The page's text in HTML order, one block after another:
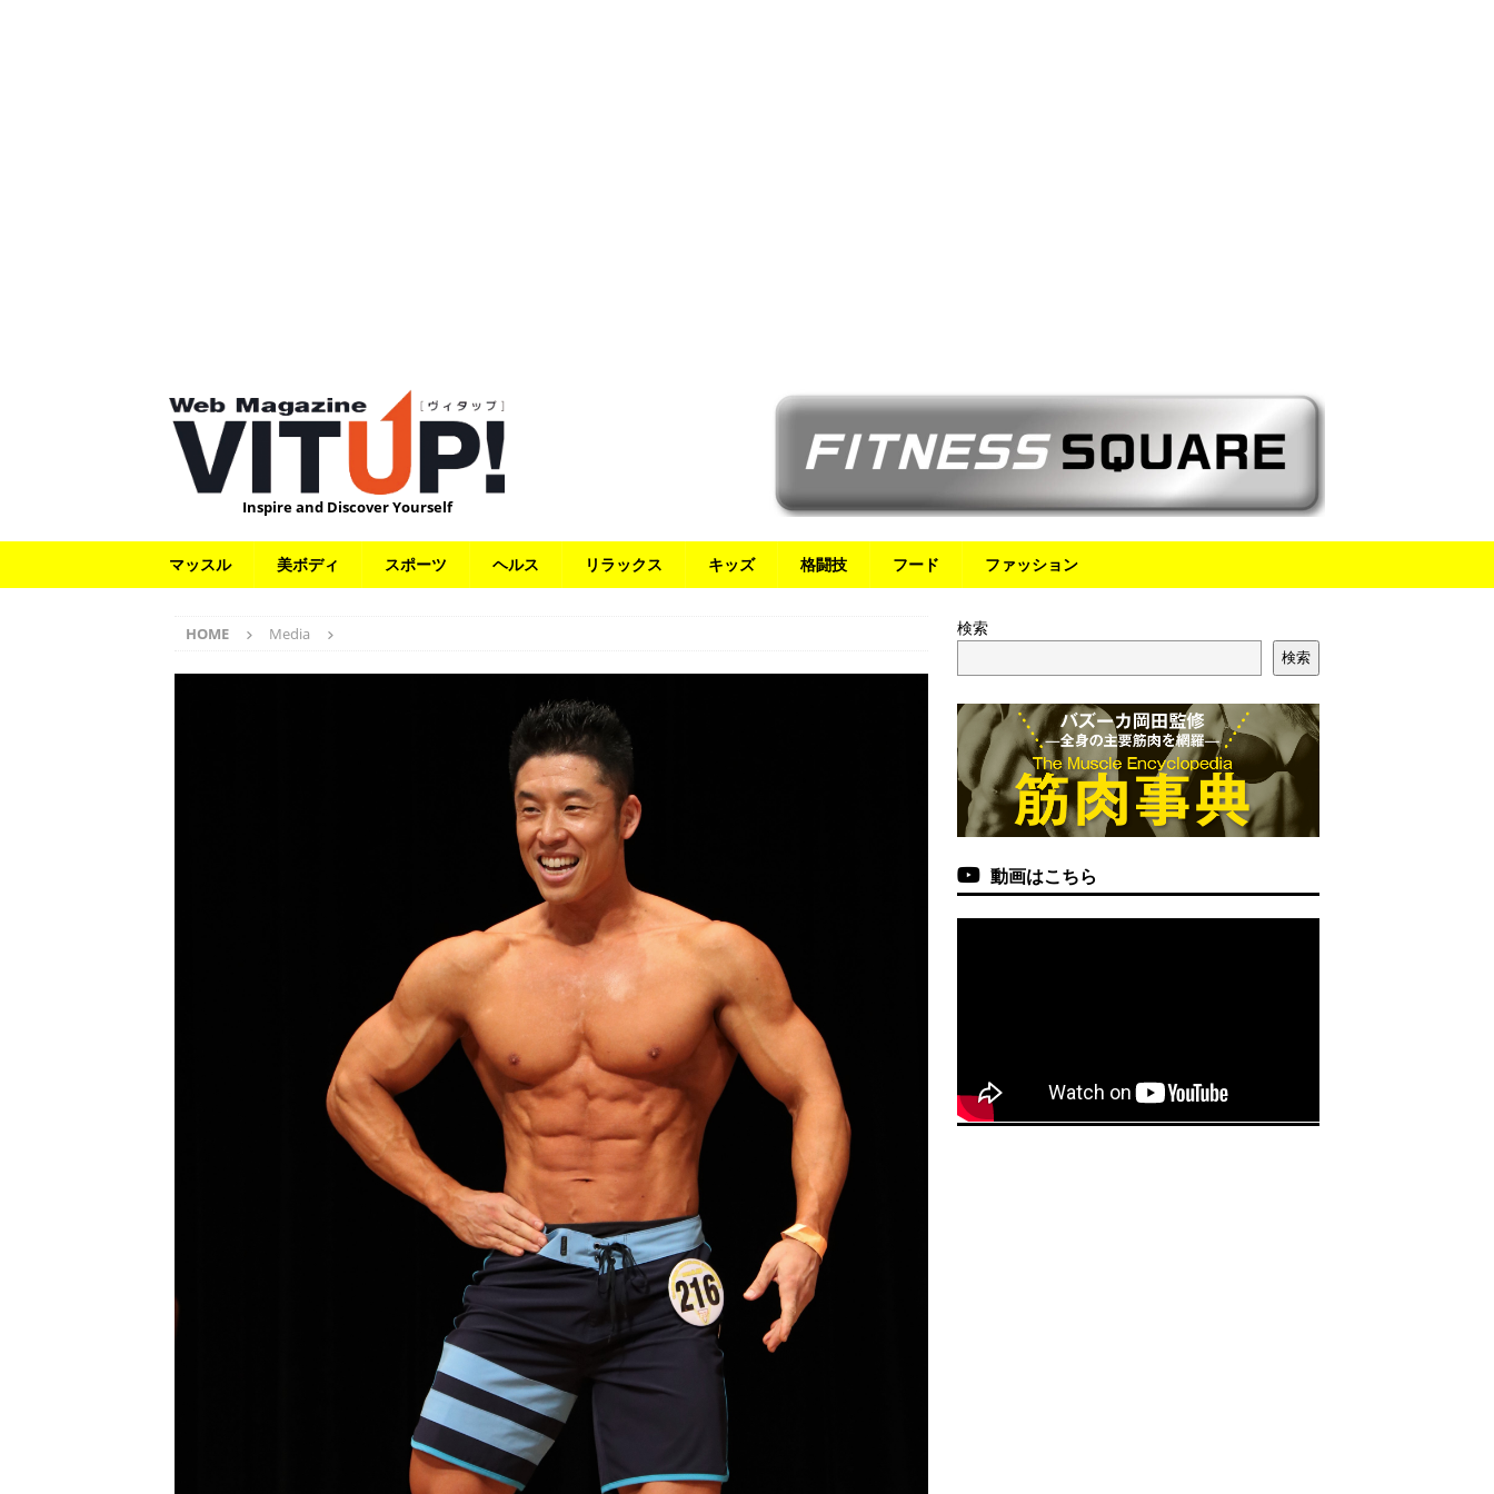
Inspire and Discover Yourself
マッスル 美ボディ スポーツ ヘルス リラックス キッズ 格闘技 フード ファッション
HOME Media 検索
検索
動画はこちら